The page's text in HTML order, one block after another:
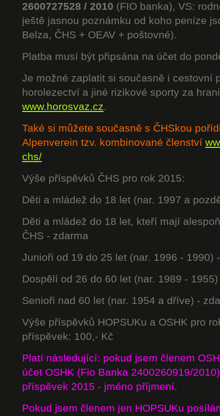
2600727528 / 2010 (FIO banka), VS:
ještě jasnou poznámku od koho peníze
Belza, ČHS + OEAV + poštovné).
Platba musí být připsána na účet do
Je možné zaplatit si současně i cestovní
horolezectví a jiné rizikové sporty za
www.horosvaz.cz.
Také si můžete současně s ČHSkou
Alpenverein tzv. kombinované členství
chs/
Výše příspěvků ČHS pro rok 2015:
Děti a mládež do 18 let (nar. 1997 a
Děti a mládež do 18 let, kteří mají
ČHS - zdarma
Junioři od 19 do 25 let (nar. 1996 - 1990)
Dospělí od 26 do 60 let (nar. 1989 -
Senioři nad 60 let (nar. 1954 a dříve) -
Výše příspěvků HOPSUKu a OSHK pro
příspěvek: 100,- Kč
Platí následující: pokud jsem členem
účet OSHK (Fio Banka 2400260919/
příspěvek 2015 - jméno příjmení.
Pokud jsem členem jen HOPSUKu